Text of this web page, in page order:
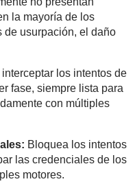
la mayoría de los
de usurpación, el daño
los intentos de
fase, siempre lista para
con múltiples
Bloquea los intentos
las credenciales de los
motores.